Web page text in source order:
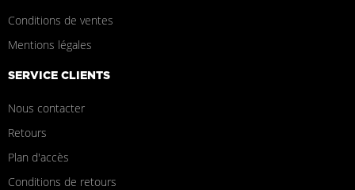
Conditions de ventes
Mentions légales
SERVICE CLIENTS
Nous contacter
Retours
Plan d'accès
Conditions de retours